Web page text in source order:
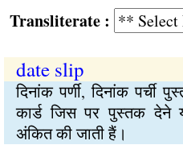
:
date slip
दिनांक पर्णी, दिनांक पर्ची
कार्ड जिस पर पुस्तक देने
अंकित की जाती हैं।